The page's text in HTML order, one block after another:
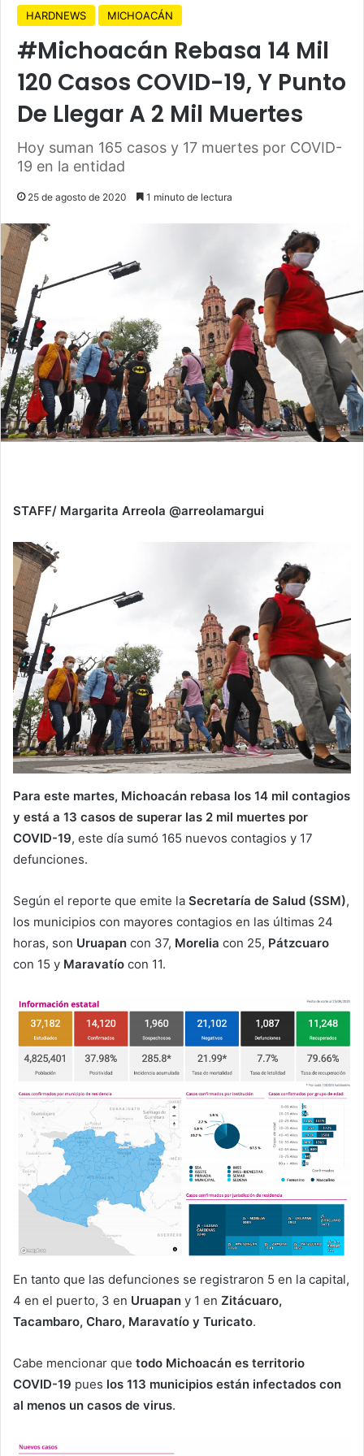
HARDNEWS MICHOACÁN
#Michoacán Rebasa 14 Mil
120 Casos COVID-19, Y Punto
De Llegar A 2 Mil Muertes
Hoy suman 165 casos y 17 muertes por COVID-
19 en la entidad
25 de agosto de 2020 1 minuto de lectura
STAFF/ Margarita Arreola @arreolamargui
Para este martes, Michoacán rebasa los 14 mil contagios
y está a 13 casos de superar las 2 mil muertes por
COVID-19, este día sumó 165 nuevos contagios y 17
defunciones.
Según el reporte que emite la Secretaría de Salud (SSM),
los municipios con mayores contagios en las últimas 24
horas, son Uruapan con 37, Morelia con 25, Pátzcuaro
con 15 y Maravatío con 11.
En tanto que las defunciones se registraron 5 en la capital,
4 en el puerto, 3 en Uruapan y 1 en Zitácuaro,
Tacambaro, Charo, Maravatío y Turicato.
Cabe mencionar que todo Michoacán es territorio
COVID-19 pues los 113 municipios están infectados con
al menos un casos de virus.